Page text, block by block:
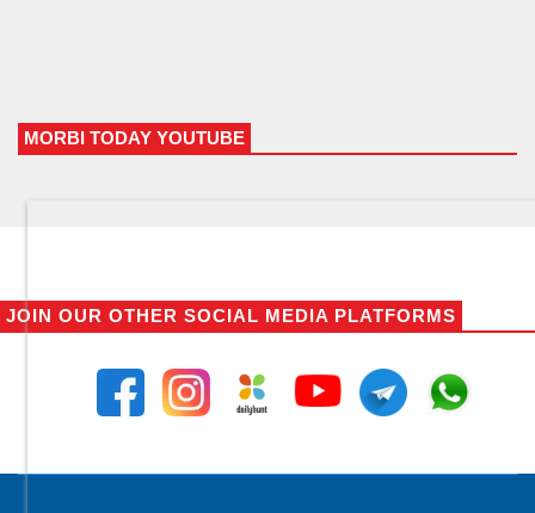
MORBI TODAY YOUTUBE
JOIN OUR OTHER SOCIAL MEDIA PLATFORMS